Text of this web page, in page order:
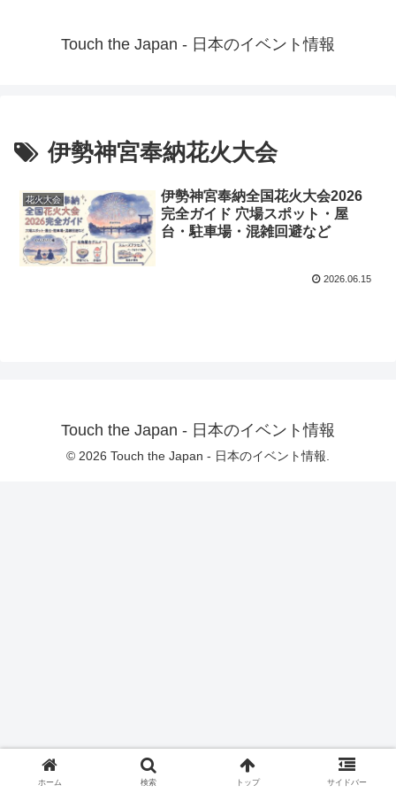
Touch the Japan - 日本のイベント情報
伊勢神宮奉納花火大会
花火大会
伊勢神宮奉納全国花火大会2026
完全ガイド 穴場スポット・屋
台・駐車場・混雑回避など
2026.06.15
Touch the Japan - 日本のイベント情報
© 2026 Touch the Japan - 日本のイベント情報.
ホーム 検索 トップ サイドバー